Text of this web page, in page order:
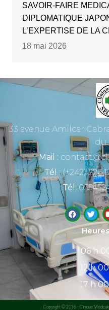
SAVOIR-FAIRE
DIPLOMATIQUE
L’EXPERTISE DE LA
18 mai 2026
33 avenue Amilcar
du
Mail :
Tél : (+242)
Tél :
06 h
12 h
17 h
Copyright © 2016 - Clinique